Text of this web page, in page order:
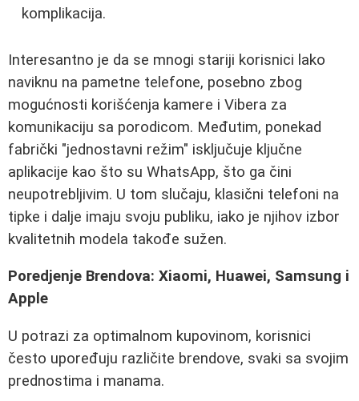
komplikacija.
Interesantno je da se mnogi stariji korisnici lako
naviknu na pametne telefone, posebno zbog
mogućnosti korišćenja kamere i Vibera za
komunikaciju sa porodicom. Međutim, ponekad
fabrički "jednostavni režim" isključuje ključne
aplikacije kao što su WhatsApp, što ga čini
neupotrebljivim. U tom slučaju, klasični telefoni na
tipke i dalje imaju svoju publiku, iako je njihov izbor
kvalitetnih modela takođe sužen.
Poredjenje Brendova: Xiaomi, Huawei, Samsung i
Apple
U potrazi za optimalnom kupovinom, korisnici
često upoređuju različite brendove, svaki sa svojim
prednostima i manama.